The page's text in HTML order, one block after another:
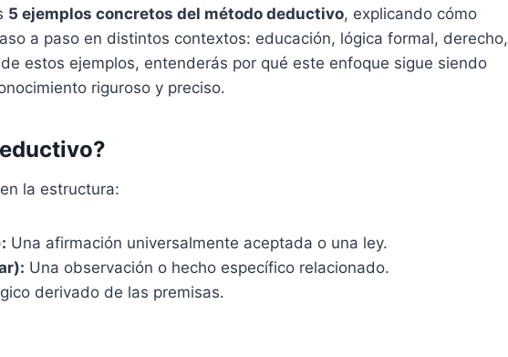
5 ejemplos concretos del método deductivo, explicando cómo
a paso en distintos contextos: educación, lógica formal, derecho,
estos ejemplos, entenderás por qué este enfoque sigue siendo
riguroso y preciso.
la estructura:
Una afirmación universalmente aceptada o una ley.
Una observación o hecho específico relacionado.
derivado de las premisas.